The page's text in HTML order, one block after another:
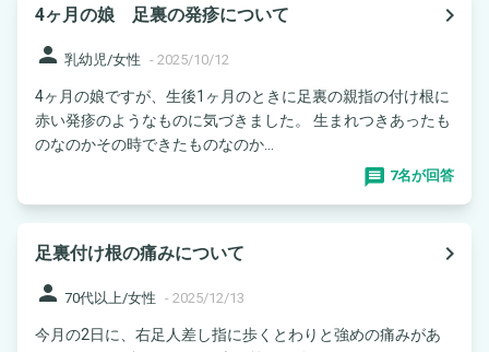
4ヶ月の娘 足裏の発疹について
navigate_next
person 乳幼児/女性 - 2025/10/12
4ヶ月の娘ですが、生後1ヶ月のときに足裏の親指の付け根に
赤い発疹のようなものに気づきました。 生まれつきあったも
のなのかその時できたものなのか...
7名が回答
足裏付け根の痛みについて
navigate_next
person 70代以上/女性 - 2025/12/13
今月の2日に、右足人差し指に歩くとわりと強めの痛みがあ